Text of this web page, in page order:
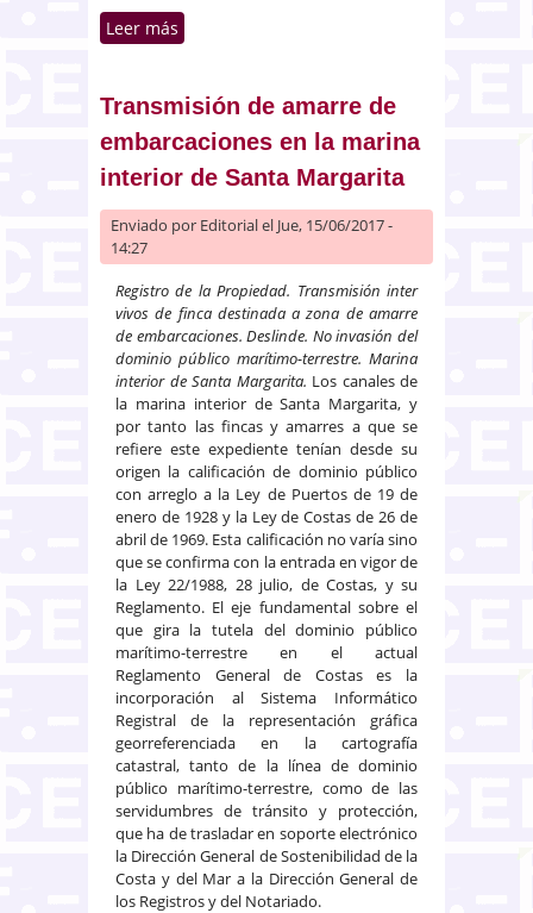
Leer más
Transmisión de amarre de
embarcaciones en la marina
interior de Santa Margarita
Enviado por Editorialel Jue, 15/06/2017 -
14:27
Registro de la Propiedad. Transmisión inter
vivos de finca destinada a zona de amarre
de embarcaciones. Deslinde. No invasión del
dominio público marítimo-terrestre. Marina
interior de Santa Margarita. Los canales de
la marina interior de Santa Margarita, y
por tanto las fincas y amarres a que se
refiere este expediente tenían desde su
origen la calificación de dominio público
con arreglo a la Ley de Puertos de 19 de
enero de 1928 y la Ley de Costas de 26 de
abril de 1969. Esta calificación no varía sino
que se confirma con la entrada en vigor de
la Ley 22/1988, 28 julio, de Costas, y su
Reglamento. El eje fundamental sobre el
que gira la tutela del dominio público
marítimo-terrestre en el actual
Reglamento General de Costas es la
incorporación al Sistema Informático
Registral de la representación gráfica
georreferenciada en la cartografía
catastral, tanto de la línea de dominio
público marítimo-terrestre, como de las
servidumbres de tránsito y protección,
que ha de trasladar en soporte electrónico
la Dirección General de Sostenibilidad de la
Costa y del Mar a la Dirección General de
los Registros y del Notariado.